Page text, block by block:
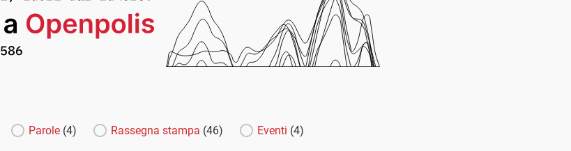
Parole (4) Rassegna stampa (46) Eventi (4)